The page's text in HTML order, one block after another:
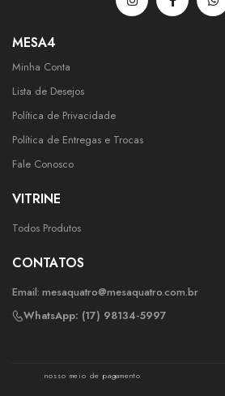
MESA4
Minha Conta
Lista de Desejos
Política de Privacidade
Política de Entregas e Trocas
Fale Conosco
VITRINE
Todos Produtos
CONTATOS
Email: mesaquatro@mesaquatro.com.br
WhatsApp: (17) 98134-5997
nosso meio de pagamento